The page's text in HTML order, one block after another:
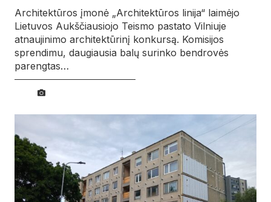
Architektūros įmonė „Architektūros linija“ laimėjo
Lietuvos Aukščiausiojo Teismo pastato Vilniuje
atnaujinimo architektūrinį konkursą. Komisijos
sprendimu, daugiausia balų surinko bendrovės
parengtas…